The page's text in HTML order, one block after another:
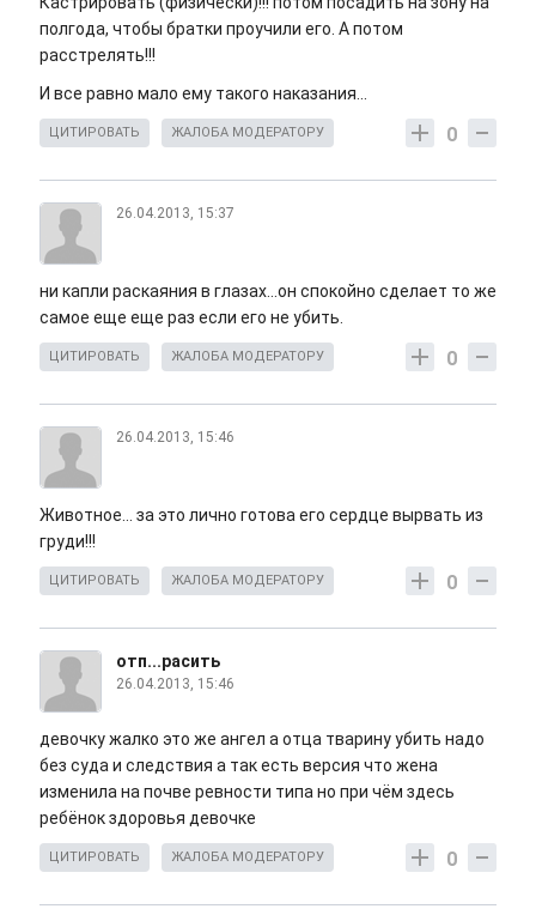
полгода, чтобы братки проучили его. А потом
расстрелять!!!
И все равно мало ему такого наказания...
0
ЦИТИРОВАТЬ ЖАЛОБА МОДЕРАТОРУ
26.04.2013, 15:37
ни капли раскаяния в глазах...он спокойно сделает то же
самое еще еще раз если его не убить.
0
ЦИТИРОВАТЬ ЖАЛОБА МОДЕРАТОРУ
26.04.2013, 15:46
Животное... за это лично готова его сердце вырвать из
груди!!!
0
ЦИТИРОВАТЬ ЖАЛОБА МОДЕРАТОРУ
отп...расить
26.04.2013, 15:46
девочку жалко это же ангел а отца тварину убить надо
без суда и следствия а так есть версия что жена
изменила на почве ревности типа но при чём здесь
ребёнок здоровья девочке
0
ЦИТИРОВАТЬ ЖАЛОБА МОДЕРАТОРУ